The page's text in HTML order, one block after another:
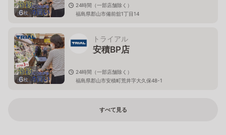
6枚
24時間（一部店舗除く）
福島県郡山市備前舘1丁目14
6枚
トライアル
安積BP店
24時間（一部店舗除く）
福島県郡山市安積町荒井字大久保48-1
すべて見る